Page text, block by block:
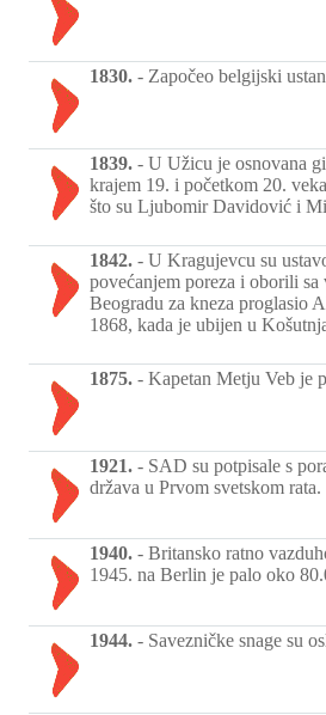
1830. - Započeo belgijski
1839. - U Užicu je osnovana
krajem 19. i početkom 20.
što su Ljubomir Davidović i
1842. - U Kragujevcu su
povećanjem poreza i oborili
Beogradu za kneza proglasio
1868, kada je ubijen u
1875. - Kapetan Metju Veb je
1921. - SAD su potpisale s
država u Prvom svetskom rata.
1940. - Britansko ratno
1945. na Berlin je palo oko
1944. - Savezničke snage su